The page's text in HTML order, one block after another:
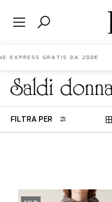
EXPRESS GRATIS
saldi
FILTRA PER